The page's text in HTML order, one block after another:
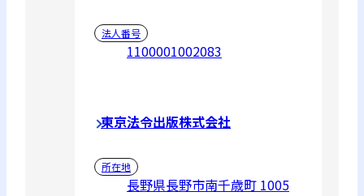
法人番号
1100001002083
東京法令出版株式会社
所在地
長野県長野市南千歳町 1005